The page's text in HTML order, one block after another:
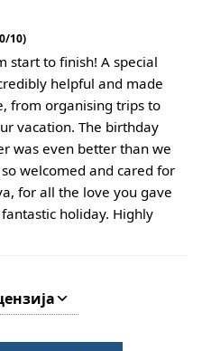
10)
start to finish! A special
helpful and made
from organising trips to
vacation. The birthday
was even better than we
welcomed and cared for
for all the love you gave
holiday. Highly